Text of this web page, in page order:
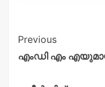
Previous
എംഡി എം